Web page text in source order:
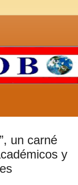
un carné
y